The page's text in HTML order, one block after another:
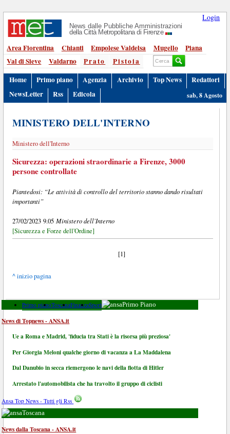
Login
News dalle Pubbliche Amministrazioni
della Città Metropolitana di Firenze
Area Fiorentina Chianti Empolese Valdelsa Mugello
Piana
Val di Sieve
Valdarno Prato
Pistoia
Home
Primo piano Agenzia Archivio Top News
Redattori
NewsLetter
Rss Edicola sab, 8 Agosto
MINISTERO DELL'INTERNO
Ministero dell'Interno
Sicurezza: operazioni straordinarie a Firenze, 3000
persone controllate
Piantedosi: “Le attività di controllo del territorio stanno dando risultati
importanti”
27/02/2023 9.05 Ministero dell'Interno
[Sicurezza e Forze dell'Ordine]
[1]
^ inizio pagina
Primo pianoToscanaFinanzaSport Primo Piano
News di Topnews - ANSA.it
Ue a Roma e Madrid, 'fiducia tra Stati è la risorsa più preziosa'
Per Giorgia Meloni qualche giorno di vacanza a La Maddalena
Dal Danubio in secca riemergono le navi della flotta di Hitler
Arrestato l'automobilista che ha travolto il gruppo di ciclisti
Ansa Top News - Tutti gli Rss
Toscana
News dalla Toscana - ANSA.it